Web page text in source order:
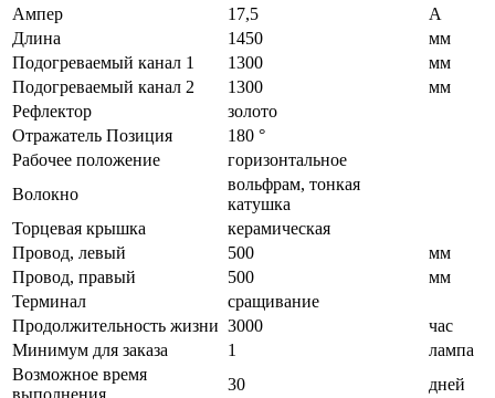
Ампер
17,5
A
Длина
1450
мм
Подогреваемый канал 1
1300
мм
Подогреваемый канал 2
1300
мм
Рефлектор
золото
Отражатель Позиция
180 °
Рабочее положение
горизонтальное
Волокно
вольфрам, тонкая
катушка
Торцевая крышка
керамическая
Провод, левый
500
мм
Провод, правый
500
мм
Терминал
сращивание
Продолжительность жизни 3000
час
Минимум для заказа
1
лампа
Возможное время
выполнения
30 дней